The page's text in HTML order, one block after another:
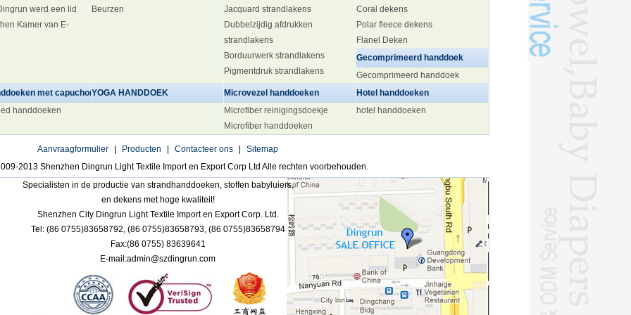
werd een lid
Kamer van E-
Beurzen
Jacquard strandlakens
Dubbelzijdig afdrukken
strandlakens
Borduurwerk strandlakens
Pigmentdruk strandlakens
Coral dekens
Polar fleece dekens
Flanel Deken
Gecomprimeerd handdoek
Gecomprimeerd handdoek
met capuchon
handdoeken
YOGA HANDDOEK
Microvezel handdoeken
Microfiber reinigingsdoekje
Microfiber handdoeken
Hotel handdoeken
hotel handdoeken
Aanvraagformulier Producten Contacteer ons
Sitemap
2013 Shenzhen Dingrun Light Textile Import en Export Corp Ltd Alle rechten voorbehouden.
Specialisten in de productie van strandhanddoeken, stoffen babyluiers,
en dekens met hoge kwaliteit!
Shenzhen City Dingrun Light Textile Import en Export Corp. Ltd.
Tel: (86 0755)83658792, (86 0755)83658793, (86 0755)83658794
Fax:(86 0755) 83639641
E-mail:admin@szdingrun.com